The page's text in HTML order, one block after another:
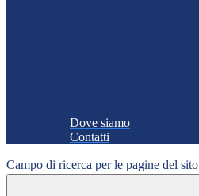
Dove siamo
Contatti
Campo di ricerca per le pagine del sito